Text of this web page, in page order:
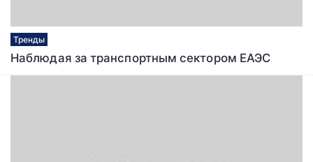
Тренды
Наблюдая за транспортным сектором ЕАЭС